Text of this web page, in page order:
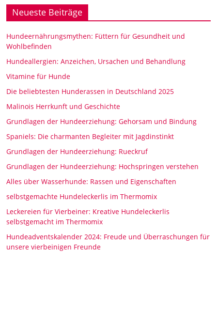
Neueste Beiträge
Hundeernährungsmythen: Füttern für Gesundheit und
Wohlbefinden
Hundeallergien: Anzeichen, Ursachen und Behandlung
Vitamine für Hunde
Die beliebtesten Hunderassen in Deutschland 2025
Malinois Herrkunft und Geschichte
Grundlagen der Hundeerziehung: Gehorsam und Bindung
Spaniels: Die charmanten Begleiter mit Jagdinstinkt
Grundlagen der Hundeerziehung: Rueckruf
Grundlagen der Hundeerziehung: Hochspringen verstehen
Alles über Wasserhunde: Rassen und Eigenschaften
selbstgemachte Hundeleckerlis im Thermomix
Leckereien für Vierbeiner: Kreative Hundeleckerlis
selbstgemacht im Thermomix
Hundeadventskalender 2024: Freude und Überraschungen für
unsere vierbeinigen Freunde